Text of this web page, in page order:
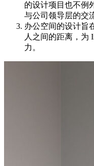
的设计项目也不例
与公司领导层的交
办公空间的设计旨
人之间的距离，为
力。